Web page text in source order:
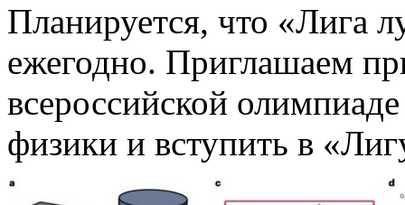
Планируется, что «Лига
ежегодно. Приглашаем
всероссийской
физики и вступить в